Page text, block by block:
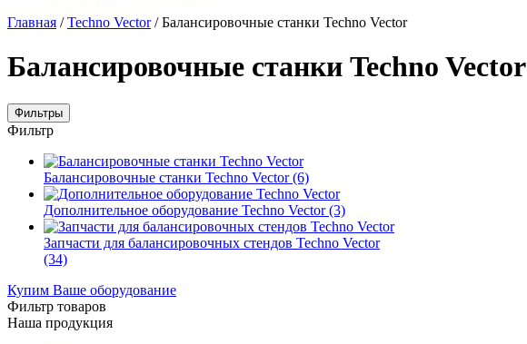
Главная /Techno Vector/ Балансировочные станки Techno Vector
Балансировочные станки Techno Vector
Фильтры
Фильтр
Балансировочные станки Techno Vector(6)
Дополнительное оборудование Techno Vector(3)
Запчасти для балансировочных стендов Techno Vector
(34)
Купим Ваше оборудование
Фильтр товаров
Наша продукция